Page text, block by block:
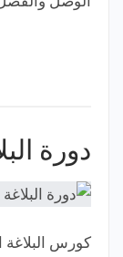
دورة
كورس البلاغة